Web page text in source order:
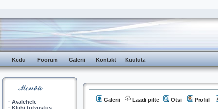
Kodu Foorum Galerii Kontakt Kuuluta
· Avalehele
· Klubi tutvustus
Galerii Laadi pilte Otsi Profiil